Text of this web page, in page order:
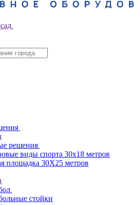
решения
виды спорта 30x18 метров
площадка 30Х25 метров
стойки